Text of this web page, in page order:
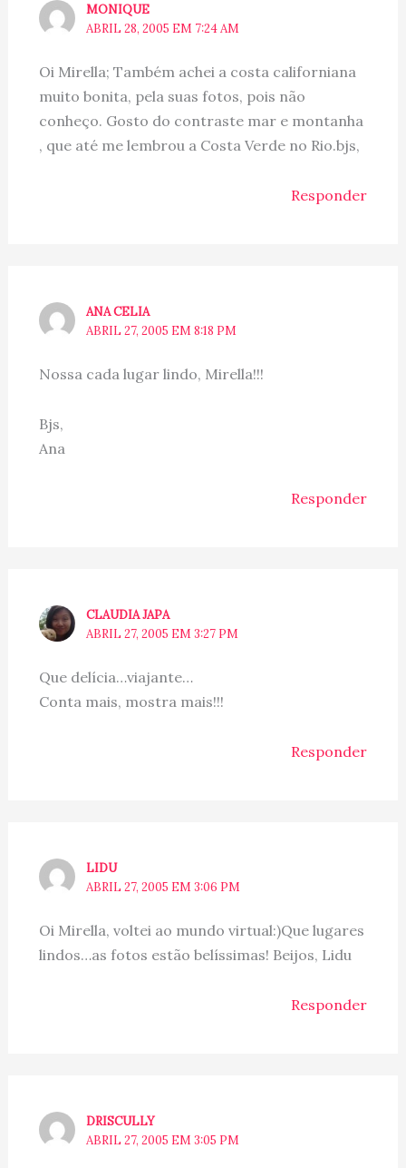
MONIQUE
ABRIL 28, 2005 EM 7:24 AM
Oi Mirella; Também achei a costa californiana
muito bonita, pela suas fotos, pois não
conheço. Gosto do contraste mar e montanha
, que até me lembrou a Costa Verde no Rio.bjs,
Responder
ANA CELIA
ABRIL 27, 2005 EM 8:18 PM
Nossa cada lugar lindo, Mirella!!!
Bjs,
Ana
Responder
CLAUDIA JAPA
ABRIL 27, 2005 EM 3:27 PM
Que delícia…viajante…
Conta mais, mostra mais!!!
Responder
LIDU
ABRIL 27, 2005 EM 3:06 PM
Oi Mirella, voltei ao mundo virtual:)Que lugares
lindos…as fotos estão belíssimas! Beijos, Lidu
Responder
DRISCULLY
ABRIL 27, 2005 EM 3:05 PM